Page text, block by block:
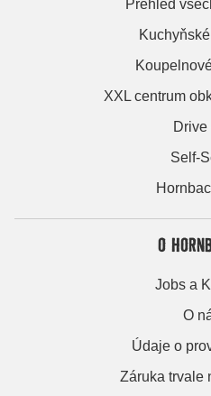
Přehled
XXL centrum
Drive
Self-
O
Jobs a
O
Údaje o
Záruka trvale